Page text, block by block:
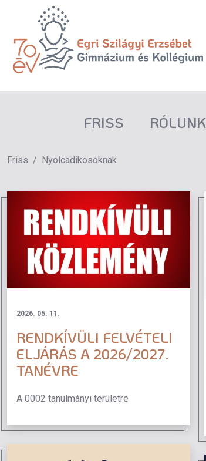
FRISS RÓLUNK
Friss Nyolcadikosoknak
2026. 05. 11.
RENDKÍVÜLI FELVÉTELI
ELJÁRÁS A 2026/2027.
TANÉVRE
A 0002 tanulmányi területre